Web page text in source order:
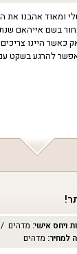
ומאוד אהבנו את
בשם אייהאם
כאשר היינו
להרגע בשקט
ויחס אישי: מדהים
למחיר: מדהים